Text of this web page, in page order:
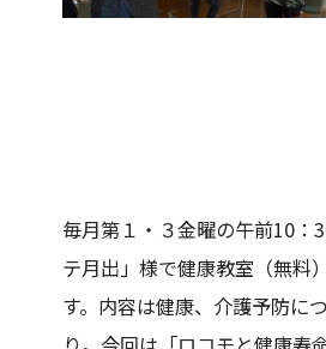
毎月第１・３金曜の午前10：
テ月出」様で健康教室（無料
す。内容は健康、介護予防に